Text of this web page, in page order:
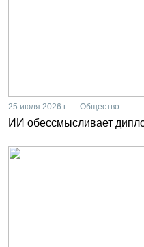
25 июля 2026 г. — Общество
ИИ обессмысливает